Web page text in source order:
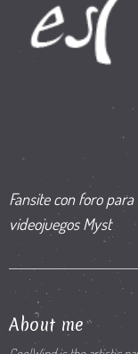
Fansite con foro
videojuegos Myst
About me